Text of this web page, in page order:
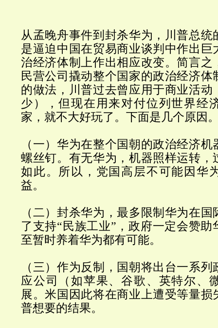
从孟晚舟事件到封杀华为，川普总统
是逼迫中国在贸易商业谈判中作出巨
治经济体制上作出相应改变。简言之
民营公司撬动整个国家的政治经济体
的做法，川普过去曾应用于商业活动
少），但现在用来对付位列世界经
家，就不大好玩了。下面是几个原因
（一）华为在整个国朝的政治经济
螺丝钉。有无华为，机器照样运转，
如此。所以，党国高层不可能因华
益。
（二）封杀华为，最多限制华为在
了支持“民族工业” ，政府一定会赞
至暂时养着华为都有可能。
（三）作为反制，国朝将出台一系
应公司（如苹果、谷歌、 英特尔、
展。米国因此将在商业上遭受等量损
普想要的结果。